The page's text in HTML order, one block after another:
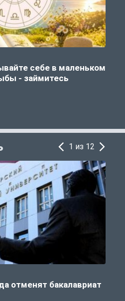
себе в маленьком
- займитесь
1 из 12
отменят бакалавриат